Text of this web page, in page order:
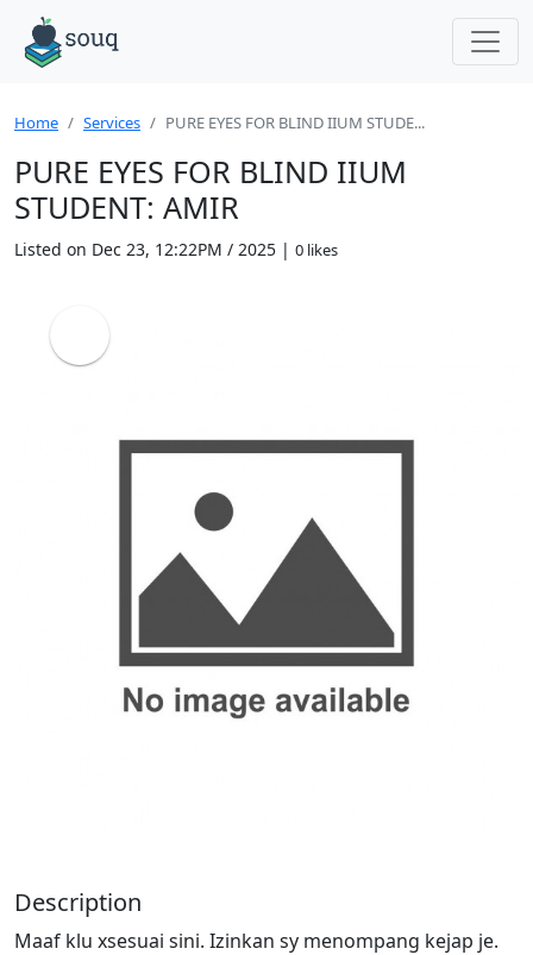
Home Services PURE EYES FOR BLIND IIUM STUDE...
PURE EYES FOR BLIND IIUM
STUDENT: AMIR
Listed on Dec 23, 12:22PM / 2025 | 0 likes
Description
Maaf klu xsesuai sini. Izinkan sy menompang kejap je.